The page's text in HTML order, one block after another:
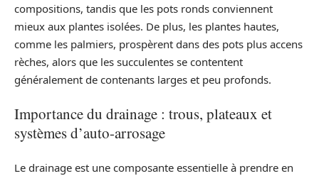
compositions, tandis que les pots ronds conviennent
mieux aux plantes isolées. De plus, les plantes hautes,
comme les palmiers, prospèrent dans des pots plus accens
rèches, alors que les succulentes se contentent
généralement de contenants larges et peu profonds.
Importance du drainage : trous, plateaux et
systèmes d’auto-arrosage
Le drainage est une composante essentielle à prendre en